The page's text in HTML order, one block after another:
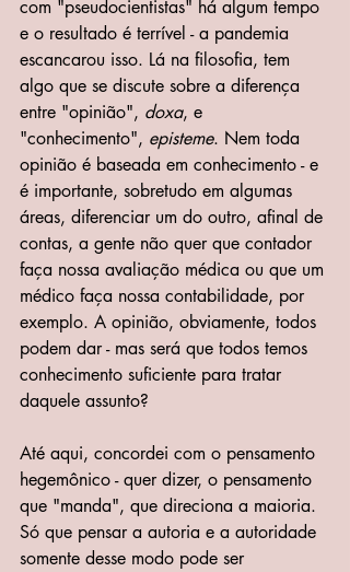
com "pseudocientistas" há algum tempo
e o resultado é terrível - a pandemia
escancarou isso. Lá na filosofia, tem
algo que se discute sobre a diferença
entre "opinião", doxa, e
"conhecimento", episteme. Nem toda
opinião é baseada em conhecimento - e
é importante, sobretudo em algumas
áreas, diferenciar um do outro, afinal de
contas, a gente não quer que contador
faça nossa avaliação médica ou que um
médico faça nossa contabilidade, por
exemplo. A opinião, obviamente, todos
podem dar - mas será que todos temos
conhecimento suficiente para tratar
daquele assunto?
Até aqui, concordei com o pensamento
hegemônico - quer dizer, o pensamento
que "manda", que direciona a maioria.
Só que pensar a autoria e a autoridade
somente desse modo pode ser